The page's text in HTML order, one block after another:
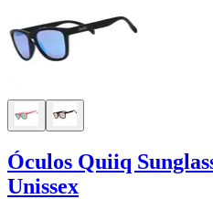
Óculos Quiiq
Unissex